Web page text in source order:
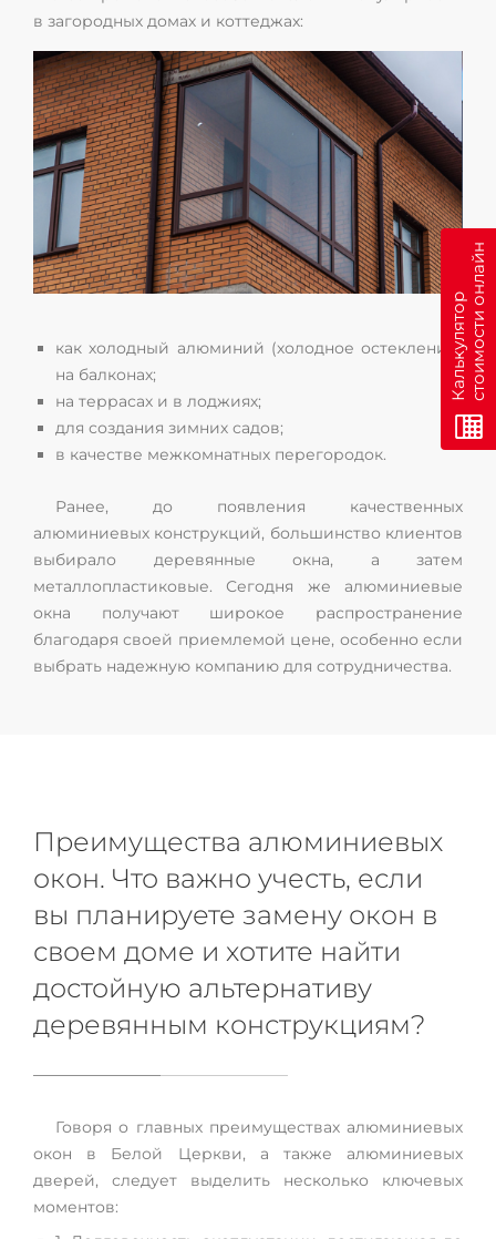
в загородных домах и коттеджах:
как холодный алюминий (холодное остекление)
на балконах;
на террасах и в лоджиях;
для создания зимних садов;
в качестве межкомнатных перегородок.
Ранее, до появления качественных
алюминиевых конструкций, большинство клиентов
выбирало деревянные окна, а затем
металлопластиковые. Сегодня же алюминиевые
окна получают широкое распространение
благодаря своей приемлемой цене, особенно если
выбрать надежную компанию для сотрудничества.
Преимущества алюминиевых
окон. Что важно учесть, если
вы планируете замену окон в
своем доме и хотите найти
достойную альтернативу
деревянным конструкциям?
Говоря о главных преимуществах алюминиевых
окон в Белой Церкви, а также алюминиевых
дверей, следует выделить несколько ключевых
моментов:
К
а
л
ь
к
у
л
я
т
о
р
с
т
о
и
м
о
с
т
и
о
н
л
а
йн